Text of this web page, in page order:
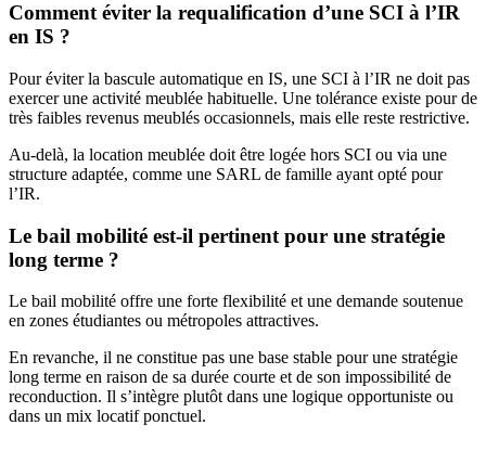
Comment éviter la requalification d’une SCI à l’IR
en IS ?
Pour éviter la bascule automatique en IS, une SCI à l’IR ne doit pas
exercer une activité meublée habituelle. Une tolérance existe pour de
très faibles revenus meublés occasionnels, mais elle reste restrictive.
Au-delà, la location meublée doit être logée hors SCI ou via une
structure adaptée, comme une SARL de famille ayant opté pour
l’IR.
Le bail mobilité est-il pertinent pour une stratégie
long terme ?
Le bail mobilité offre une forte flexibilité et une demande soutenue
en zones étudiantes ou métropoles attractives.
En revanche, il ne constitue pas une base stable pour une stratégie
long terme en raison de sa durée courte et de son impossibilité de
reconduction. Il s’intègre plutôt dans une logique opportuniste ou
dans un mix locatif ponctuel.